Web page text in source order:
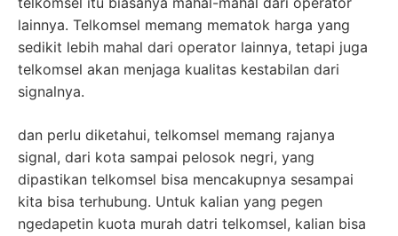
lainnya. Telkomsel memang mematok harga yang
sedikit lebih mahal dari operator lainnya, tetapi juga
telkomsel akan menjaga kualitas kestabilan dari
signalnya.
dan perlu diketahui, telkomsel memang rajanya
signal, dari kota sampai pelosok negri, yang
dipastikan telkomsel bisa mencakupnya sesampai
kita bisa terhubung. Untuk kalian yang pegen
ngedapetin kuota murah datri telkomsel, kalian bisa